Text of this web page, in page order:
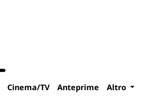
Cinema/TV Anteprime Altro